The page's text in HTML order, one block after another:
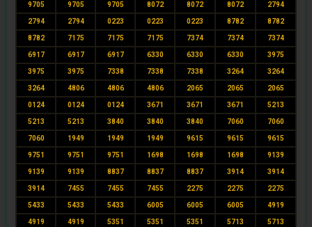
9705 9705 9705 8072 8072 8072 2794
2794 2794 0223 0223 0223 8782 8782
8782 7175 7175 7175 7374 7374 7374
6917 6917 6917 6330 6330 6330 3975
3975 3975 7338 7338 7338 3264 3264
3264 4806 4806 4806 2065 2065 2065
0124 0124 0124 3671 3671 3671 5213
5213 5213 3840 3840 3840 7060 7060
7060 1949 1949 1949 9615 9615 9615
9751 9751 9751 1698 1698 1698 9139
9139 9139 8837 8837 8837 3914 3914
3914 7455 7455 7455 2275 2275 2275
5433 5433 5433 6005 6005 6005 4919
4919 4919 5351 5351 5351 5713 5713